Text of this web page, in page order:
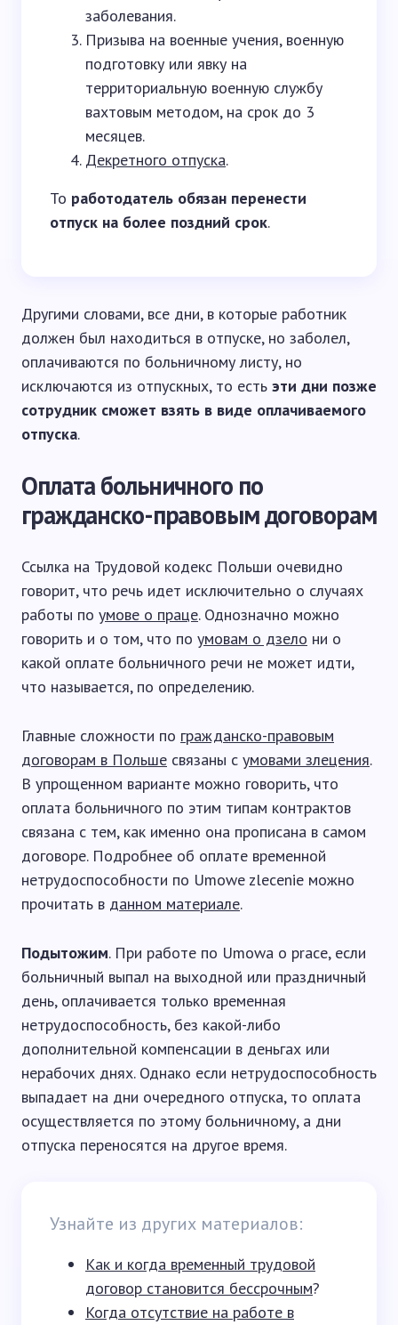
заболевания.
Призыва на военные учения, военную
подготовку или явку на
территориальную военную службу
вахтовым методом, на срок до 3
месяцев.
Декретного отпуска.
То работодатель обязан перенести
отпуск на более поздний срок.
Другими словами, все дни, в которые работник
должен был находиться в отпуске, но заболел,
оплачиваются по больничному листу, но
исключаются из отпускных, то есть эти дни позже
сотрудник сможет взять в виде оплачиваемого
отпуска.
Оплата больничного по
гражданско-правовым договорам
Ссылка на Трудовой кодекс Польши очевидно
говорит, что речь идет исключительно о случаях
работы по умове о праце. Однозначно можно
говорить и о том, что по умовам о дзело ни о
какой оплате больничного речи не может идти,
что называется, по определению.
Главные сложности по гражданско-правовым
договорам в Польше связаны с умовами злецения.
В упрощенном варианте можно говорить, что
оплата больничного по этим типам контрактов
связана с тем, как именно она прописана в самом
договоре. Подробнее об оплате временной
нетрудоспособности по Umowe zlecenie можно
прочитать в данном материале.
Подытожим. При работе по Umowa o prace, если
больничный выпал на выходной или праздничный
день, оплачивается только временная
нетрудоспособность, без какой-либо
дополнительной компенсации в деньгах или
нерабочих днях. Однако если нетрудоспособность
выпадает на дни очередного отпуска, то оплата
осуществляется по этому больничному, а дни
отпуска переносятся на другое время.
Узнайте из других материалов:
Как и когда временный трудовой
договор становится бессрочным?
Когда отсутствие на работе в